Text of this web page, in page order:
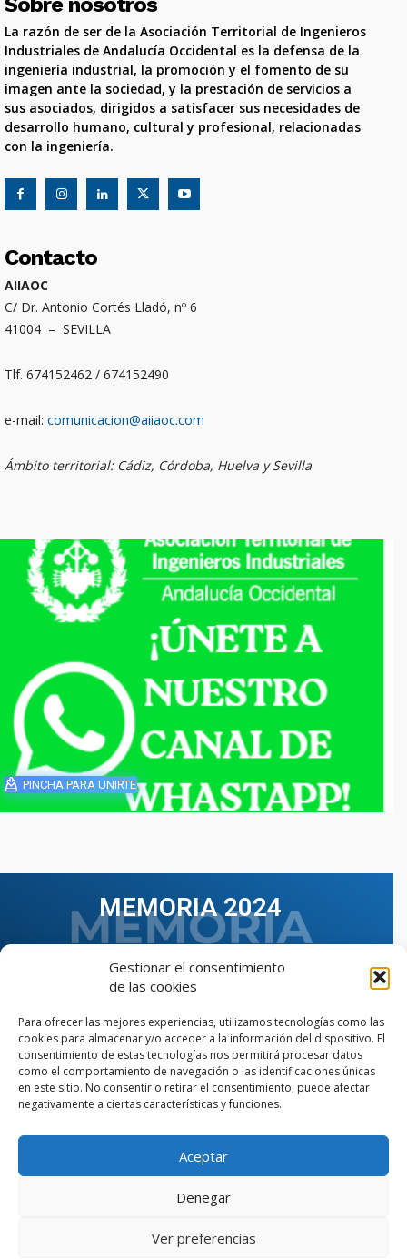
Gestionar el consentimiento
de las cookies
Para ofrecer las mejores experiencias, utilizamos tecnologías como las
cookies para almacenar y/o acceder a la información del dispositivo. El
consentimiento de estas tecnologías nos permitirá procesar datos
como el comportamiento de navegación o las identificaciones únicas
en este sitio. No consentir o retirar el consentimiento, puede afectar
negativamente a ciertas características y funciones.
Aceptar
Denegar
Ver preferencias
La razón de ser de la Asociación Territorial de Ingenieros
Industriales de Andalucía Occidental es la defensa de la
ingeniería industrial, la promoción y el fomento de su
imagen ante la sociedad, y la prestación de servicios a
sus asociados, dirigidos a satisfacer sus necesidades de
desarrollo humano, cultural y profesional, relacionadas
con la ingeniería.
Contacto
AIIAOC
C/ Dr. Antonio Cortés Lladó, nº 6
41004 – SEVILLA
Tlf. 674152462 / 674152490
e-mail: comunicacion@aiiaoc.com
Ámbito territorial: Cádiz, Córdoba, Huelva y Sevilla
PINCHA PARA UNIRTE
MEMORIA 2024
VER TODAS LAS MEMORIAS
© Copyright © 2023 AIIAOC - Asociación Territorial de
Ingenieros Industriales de Andalucía Occidental. Página